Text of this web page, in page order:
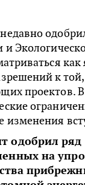
и
к
проектов.
изменения
одобрил ряд
на